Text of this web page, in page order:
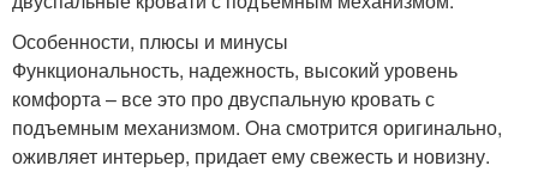
Особенности, плюсы и минусы
Функциональность, надежность, высокий уровень
комфорта – все это про двуспальную кровать с
подъемным механизмом. Она смотрится оригинально,
оживляет интерьер, придает ему свежесть и новизну.